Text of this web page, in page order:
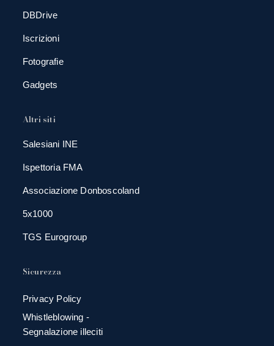
DBDrive
Iscrizioni
Fotografie
Gadgets
Altri siti
Salesiani INE
Ispettoria FMA
Associazione Donboscoland
5x1000
TGS Eurogroup
Sicurezza
Privacy Policy
Whistleblowing -
Segnalazione illeciti